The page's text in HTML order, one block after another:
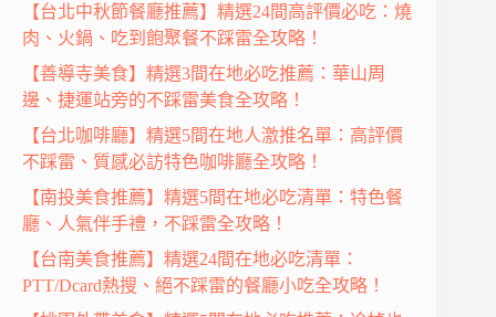
【台北中秋節餐廳推薦】精選24間高評價必吃：燒
肉、火鍋、吃到飽聚餐不踩雷全攻略！
【善導寺美食】精選3間在地必吃推薦：華山周
邊、捷運站旁的不踩雷美食全攻略！
【台北咖啡廳】精選5間在地人激推名單：高評價
不踩雷、質感必訪特色咖啡廳全攻略！
【南投美食推薦】精選5間在地必吃清單：特色餐
廳、人氣伴手禮，不踩雷全攻略！
【台南美食推薦】精選24間在地必吃清單：
PTT/Dcard熱搜、絕不踩雷的餐廳小吃全攻略！